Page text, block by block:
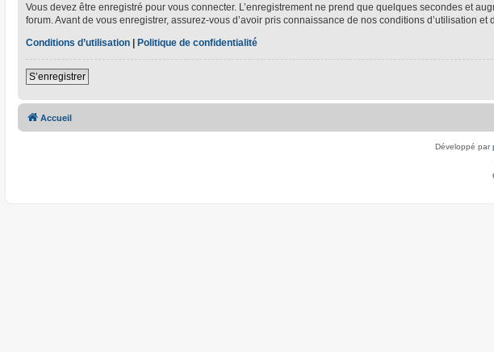
Vous devez être enregistré pour vous connecter. L’enregistrement ne prend que quelques secondes et
forum. Avant de vous enregistrer, assurez-vous d’avoir pris connaissance de nos conditions d’utilisation
Conditions d’utilisation | Politique de confidentialité
S’enregistrer
Accueil
Développé par